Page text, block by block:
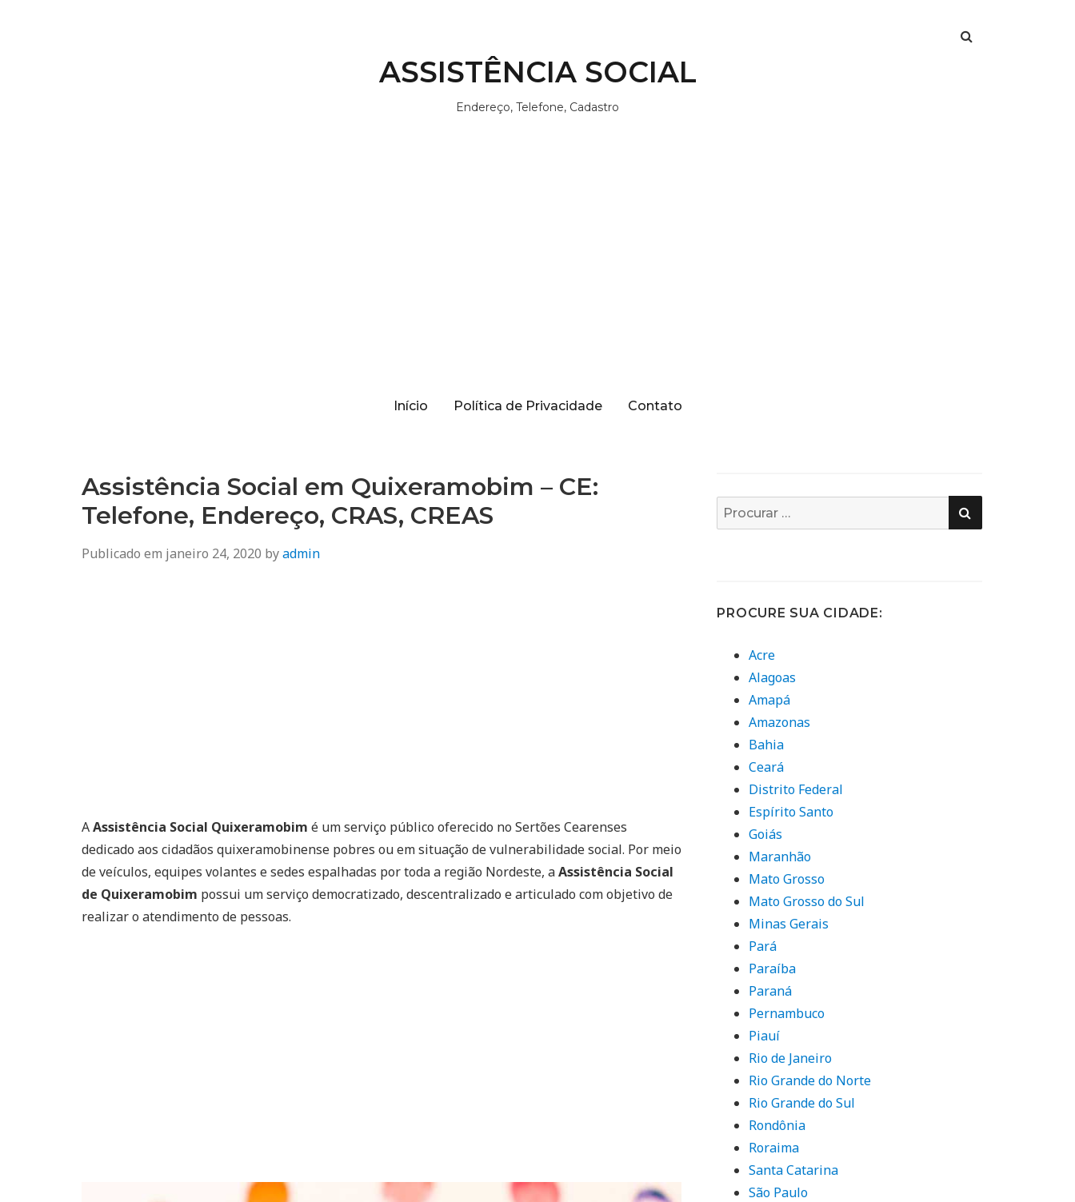
ASSISTÊNCIA SOCIAL
Endereço, Telefone, Cadastro
Início Política de Privacidade Contato
Assistência Social em Quixeramobim – CE:
Telefone, Endereço, CRAS, CREAS
Publicado em janeiro 24, 2020 byadmin
AAssistência Social Quixeramobim é um serviço público oferecido no Sertões Cearenses
dedicado aos cidadãos quixeramobinense pobres ou em situação de vulnerabilidade social. Por meio
de veículos, equipes volantes e sedes espalhadas por toda a região Nordeste, aAssistência Social
de Quixeramobim possui um serviço democratizado, descentralizado e articulado com objetivo de
realizar o atendimento de pessoas.
Busca
por:
PESQUISA
PROCURE SUA CIDADE:
Acre
Alagoas
Amapá
Amazonas
Bahia
Ceará
Distrito Federal
Espírito Santo
Goiás
Maranhão
Mato Grosso
Mato Grosso do Sul
Minas Gerais
Pará
Paraíba
Paraná
Pernambuco
Piauí
Rio de Janeiro
Rio Grande do Norte
Rio Grande do Sul
Rondônia
Roraima
Santa Catarina
São Paulo